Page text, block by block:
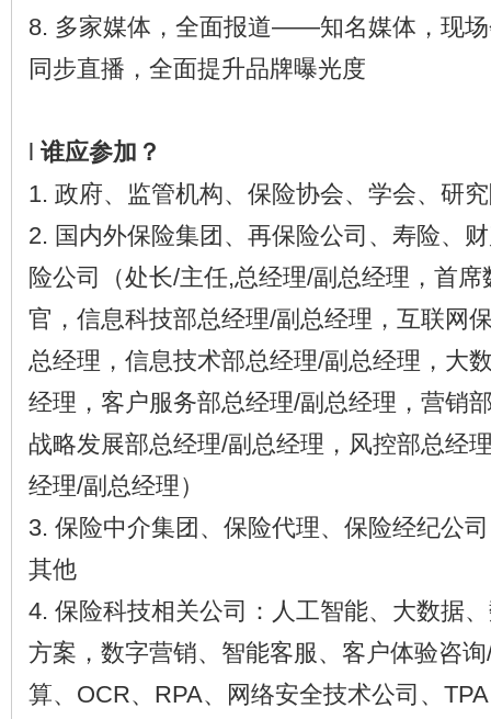
8. 多家媒体，全面报道——知名媒体，现
同步直播，全面提升品牌曝光度
l 谁应参加？
1. 政府、监管机构、保险协会、学会、研
2. 国内外保险集团、再保险公司、寿险、
险公司（处长/主任,总经理/副总经理，首
官，信息科技部总经理/副总经理，互联网
总经理，信息技术部总经理/副总经理，大
经理，客户服务部总经理/副总经理，营销
战略发展部总经理/副总经理，风控部总经
经理/副总经理）
3. 保险中介集团、保险代理、保险经纪公
其他
4. 保险科技相关公司：人工智能、大数据
方案，数字营销、智能客服、客户体验咨
算、OCR、RPA、网络安全技术公司、